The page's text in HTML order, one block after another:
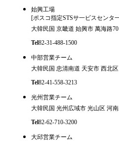
始興工場
[ポスコ指定STSサ一ビスセンタ
大韓民国 京畿道 始興市 萬海路70
Tel82-31-488-1500
中部営業チーム
大韓民国 忠清南道 天安市 西北
Tel82-41-558-3213
光州営業チーム
大韓民国 光州広域市 光山区 河
Tel82-62-710-3200
大邱営業チーム